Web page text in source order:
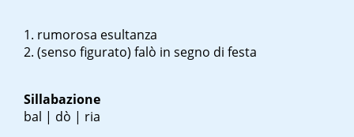
rumorosa esultanza
(senso figurato) falò in segno di festa
Sillabazione
bal | dò | ria